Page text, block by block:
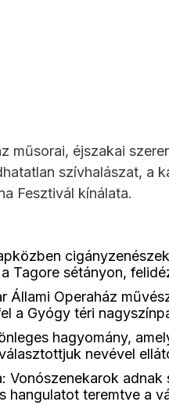
műsorai, éjszakai
szívhalászat, a
Fesztivál kínálata.
Tagore sétányon,
Állami Operaház
a Gyógy téri
hagyomány,
nevével
Vonószenekarok
hangulatot teremtve a